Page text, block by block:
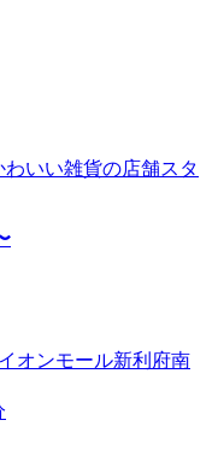
いい雑貨の店舗スタ
オンモール新利府南